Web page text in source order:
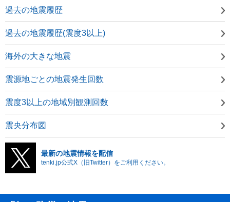
過去の地震履歴
過去の地震履歴(震度3以上)
海外の大きな地震
震源地ごとの地震発生回数
震度3以上の地域別観測回数
震央分布図
最新の地震情報を配信
tenki.jp公式X（旧Twitter）をご利用ください。